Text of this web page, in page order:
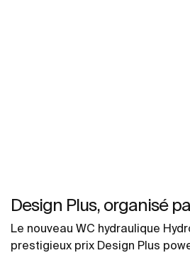
Design Plus, organisé
Le nouveau WC hydraulique
prestigieux prix Design Plus